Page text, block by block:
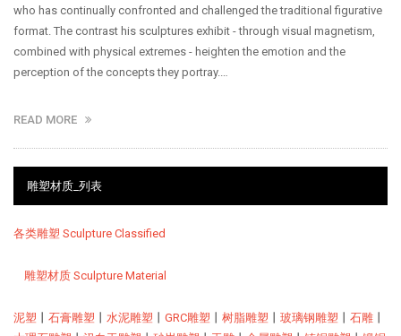
who has continually confronted and challenged the traditional figurative
format. The contrast his sculptures exhibit - through visual magnetism,
combined with physical extremes - heighten the emotion and the
perception of the concepts they portray.…
READ MORE
雕塑材质_列表
各类雕塑 Sculpture Classified
雕塑材质 Sculpture Material
泥塑 丨 石膏雕塑 丨 水泥雕塑 丨 GRC雕塑 丨 树脂雕塑 丨 玻璃钢雕塑 丨 石雕 丨